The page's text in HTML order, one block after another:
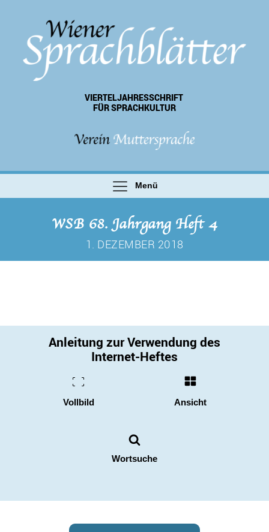
VIERTEL­JAHRES­SCHRIFT
FÜR SPRACHKULTUR
Menü
WSB 68. Jahrgang Heft 4
1. DEZEMBER 2018
Anleitung zur Verwendung des
Internet-Heftes
Vollbild Ansicht
Wortsuche